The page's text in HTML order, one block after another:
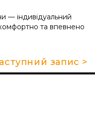
— індивідуальний
та впевнено
запис >